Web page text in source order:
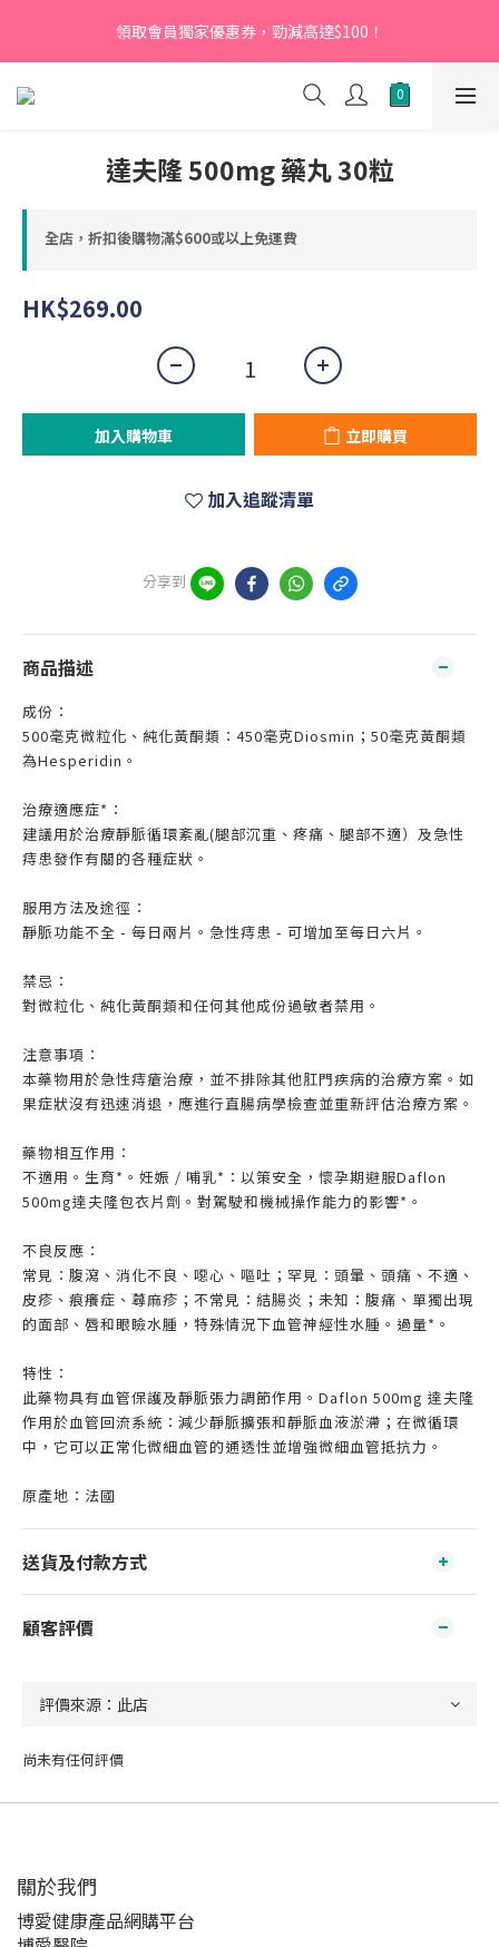
【新會員】即日起至2026月12月31日，首次下單輸入優惠碼
「NEW95」即可享95折
領取會員獨家優惠券，勁減高達$100！
【新會員】即日起至2026月12月31日，首次下單輸入優惠碼
「NEW95」即可享95折
達夫隆 500mg 藥丸 30粒
全店，折扣後購物滿$600或以上免運費
HK$269.00
加入購物車 立即購買
加入追蹤清單
分享到
商品描述
成份：
500毫克微粒化、純化黃酮類：450毫克Diosmin；50毫克黃酮類
為Hesperidin。
治療適應症*：
建議用於治療靜脈循環紊亂(腿部沉重、疼痛、腿部不適）及急性
痔患發作有關的各種症狀。
服用方法及途徑：
靜脈功能不全 - 每日兩片。急性痔患 - 可增加至每日六片。
禁忌：
對微粒化、純化黃酮類和任何其他成份過敏者禁用。
注意事項：
本藥物用於急性痔瘡治療，並不排除其他肛門疾病的治療方案。如
果症狀沒有迅速消退，應進行直腸病學檢查並重新評估治療方案。
藥物相互作用：
不適用。生育*。妊娠 / 哺乳*：以策安全，懷孕期避服Daflon
500mg達夫隆包衣片劑。對駕駛和機械操作能力的影響*。
不良反應：
常見：腹瀉、消化不良、噁心、嘔吐；罕見：頭暈、頭痛、不適、
皮疹、痕癢症、蕁麻疹；不常見：結腸炎；未知：腹痛、單獨出現
的面部、唇和眼瞼水腫，特殊情況下血管神經性水腫。過量*。
特性：
此藥物具有血管保護及靜脈張力調節作用。Daflon 500mg 達夫隆
作用於血管回流系統：減少靜脈擴張和靜脈血液淤滯；在微循環
中，它可以正常化微細血管的通透性並增強微細血管抵抗力。
原產地：法國
送貨及付款方式
顧客評價
尚未有任何評價
關於我們‎
博愛健康產品網購平台